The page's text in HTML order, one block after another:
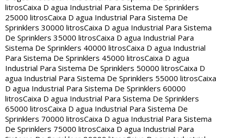
litrosCaixa D agua Industrial Para Sistema De Sprinklers
25000 litrosCaixa D agua Industrial Para Sistema De
Sprinklers 30000 litrosCaixa D agua Industrial Para Sistema
De Sprinklers 35000 litrosCaixa D agua Industrial Para
Sistema De Sprinklers 40000 litrosCaixa D agua Industrial
Para Sistema De Sprinklers 45000 litrosCaixa D agua
Industrial Para Sistema De Sprinklers 50000 litrosCaixa D
agua Industrial Para Sistema De Sprinklers 55000 litrosCaixa
D agua Industrial Para Sistema De Sprinklers 60000
litrosCaixa D agua Industrial Para Sistema De Sprinklers
65000 litrosCaixa D agua Industrial Para Sistema De
Sprinklers 70000 litrosCaixa D agua Industrial Para Sistema
De Sprinklers 75000 litrosCaixa D agua Industrial Para